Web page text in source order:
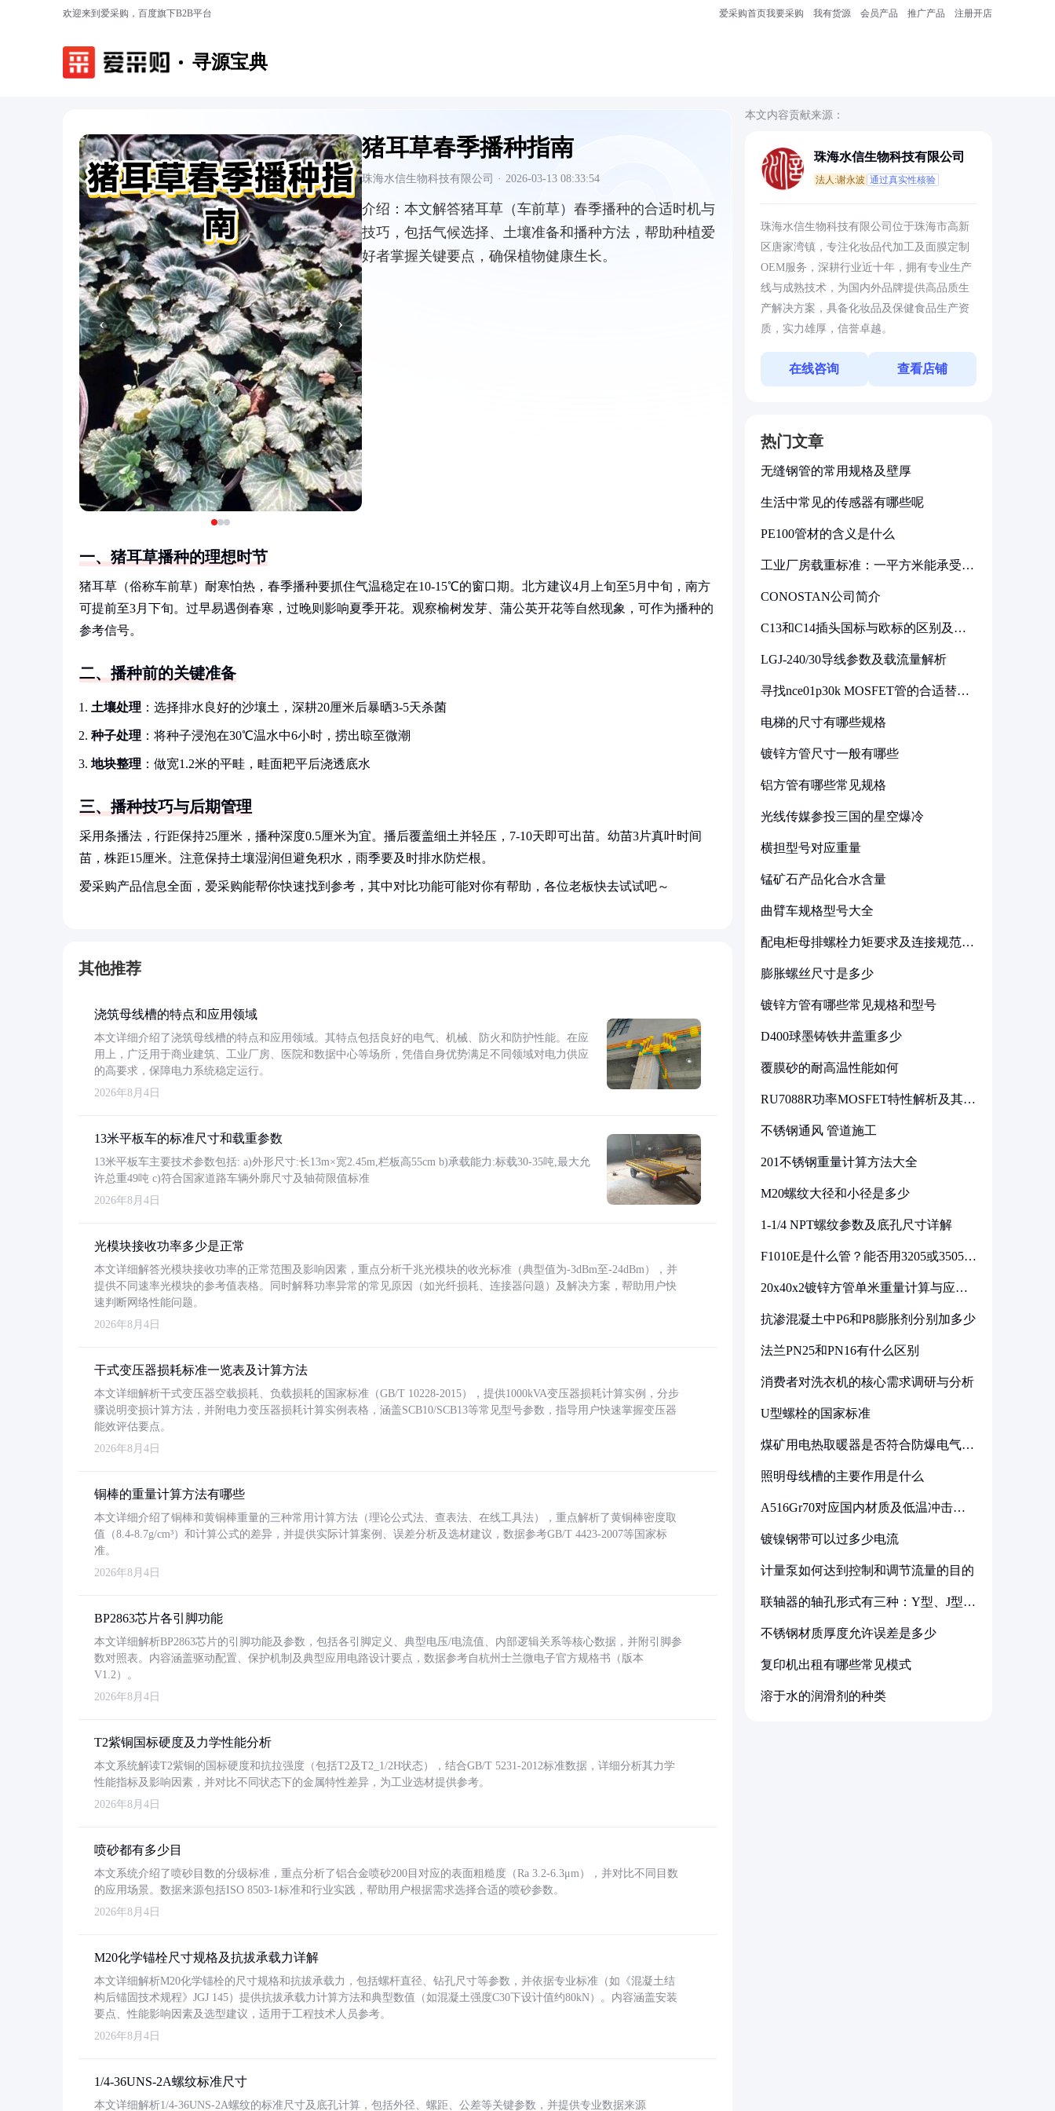
欢迎来到爱采购，百度旗下B2B平台 爱采购首页我要采购 我有货源 会员产品 推广产品 注册开店
寻源宝典
‹ ›
猪耳草春季播种指南
珠海水信生物科技有限公司 · 2026-03-13 08:33:54
介绍： 本文解答猪耳草（车前草）春季播种的合适时机与
技巧，包括气候选择、土壤准备和播种方法，帮助种植爱
好者掌握关键要点，确保植物健康生长。
一、猪耳草播种的理想时节
猪耳草（俗称车前草）耐寒怕热，春季播种要抓住气温稳定在10-15℃的窗口期。北方建议4月上旬至5月中旬，南方
可提前至3月下旬。过早易遇倒春寒，过晚则影响夏季开花。观察榆树发芽、蒲公英开花等自然现象，可作为播种的
参考信号。
二、播种前的关键准备
土壤处理 ：选择排水良好的沙壤土，深耕20厘米后暴晒3-5天杀菌
种子处理 ：将种子浸泡在30℃温水中6小时，捞出晾至微潮
地块整理 ：做宽1.2米的平畦，畦面耙平后浇透底水
三、播种技巧与后期管理
采用条播法，行距保持25厘米，播种深度0.5厘米为宜。播后覆盖细土并轻压，7-10天即可出苗。幼苗3片真叶时间
苗，株距15厘米。注意保持土壤湿润但避免积水，雨季要及时排水防烂根。
爱采购产品信息全面，爱采购能帮你快速找到参考，其中对比功能可能对你有帮助，各位老板快去试试吧～
其他推荐
浇筑母线槽的特点和应用领域
本文详细介绍了浇筑母线槽的特点和应用领域。其特点包括良好的电气、机械、防火和防护性能。在应
用上，广泛用于商业建筑、工业厂房、医院和数据中心等场所，凭借自身优势满足不同领域对电力供应
的高要求，保障电力系统稳定运行。
2026年8月4日
13米平板车的标准尺寸和载重参数
13米平板车主要技术参数包括: a)外形尺寸:长13m×宽2.45m,栏板高55cm b)承载能力:标载30-35吨,最大允
许总重49吨 c)符合国家道路车辆外廓尺寸及轴荷限值标准
2026年8月4日
光模块接收功率多少是正常
本文详细解答光模块接收功率的正常范围及影响因素，重点分析千兆光模块的收光标准（典型值为-3dBm至-24dBm），并
提供不同速率光模块的参考值表格。同时解释功率异常的常见原因（如光纤损耗、连接器问题）及解决方案，帮助用户快
速判断网络性能问题。
2026年8月4日
干式变压器损耗标准一览表及计算方法
本文详细解析干式变压器空载损耗、负载损耗的国家标准（GB/T 10228-2015），提供1000kVA变压器损耗计算实例，分步
骤说明变损计算方法，并附电力变压器损耗计算实例表格，涵盖SCB10/SCB13等常见型号参数，指导用户快速掌握变压器
能效评估要点。
2026年8月4日
铜棒的重量计算方法有哪些
本文详细介绍了铜棒和黄铜棒重量的三种常用计算方法（理论公式法、查表法、在线工具法），重点解析了黄铜棒密度取
值（8.4-8.7g/cm³）和计算公式的差异，并提供实际计算案例、误差分析及选材建议，数据参考GB/T 4423-2007等国家标
准。
2026年8月4日
BP2863芯片各引脚功能
本文详细解析BP2863芯片的引脚功能及参数，包括各引脚定义、典型电压/电流值、内部逻辑关系等核心数据，并附引脚参
数对照表。内容涵盖驱动配置、保护机制及典型应用电路设计要点，数据参考自杭州士兰微电子官方规格书（版本
V1.2）。
2026年8月4日
T2紫铜国标硬度及力学性能分析
本文系统解读T2紫铜的国标硬度和抗拉强度（包括T2及T2_1/2H状态），结合GB/T 5231-2012标准数据，详细分析其力学
性能指标及影响因素，并对比不同状态下的金属特性差异，为工业选材提供参考。
2026年8月4日
喷砂都有多少目
本文系统介绍了喷砂目数的分级标准，重点分析了铝合金喷砂200目对应的表面粗糙度（Ra 3.2-6.3μm），并对比不同目数
的应用场景。数据来源包括ISO 8503-1标准和行业实践，帮助用户根据需求选择合适的喷砂参数。
2026年8月4日
M20化学锚栓尺寸规格及抗拔承载力详解
本文详细解析M20化学锚栓的尺寸规格和抗拔承载力，包括螺杆直径、钻孔尺寸等参数，并依据专业标准（如《混凝土结
构后锚固技术规程》JGJ 145）提供抗拔承载力计算方法和典型数值（如混凝土强度C30下设计值约80kN）。内容涵盖安装
要点、性能影响因素及选型建议，适用于工程技术人员参考。
2026年8月4日
1/4-36UNS-2A螺纹标准尺寸
本文详细解析1/4-36UNS-2A螺纹的标准尺寸及底孔计算，包括外径、螺距、公差等关键参数，并提供专业数据来源
本文内容贡献来源：
珠海水信生物科技有限公司
法人:谢永波 通过真实性核验
珠海水信生物科技有限公司位于珠海市高新
区唐家湾镇，专注化妆品代加工及面膜定制
OEM服务，深耕行业近十年，拥有专业生产
线与成熟技术，为国内外品牌提供高品质生
产解决方案，具备化妆品及保健食品生产资
质，实力雄厚，信誉卓越。
在线咨询 查看店铺
热门文章
无缝钢管的常用规格及壁厚
生活中常见的传感器有哪些呢
PE100管材的含义是什么
工业厂房载重标准：一平方米能承受多
CONOSTAN公司简介
C13和C14插头国标与欧标的区别及其
LGJ-240/30导线参数及载流量解析
寻找nce01p30k MOSFET管的合适替代
电梯的尺寸有哪些规格
镀锌方管尺寸一般有哪些
铝方管有哪些常见规格
光线传媒参投三国的星空爆冷
横担型号对应重量
锰矿石产品化合水含量
曲臂车规格型号大全
配电柜母排螺栓力矩要求及连接规范详
膨胀螺丝尺寸是多少
镀锌方管有哪些常见规格和型号
D400球墨铸铁井盖重多少
覆膜砂的耐高温性能如何
RU7088R功率MOSFET特性解析及其在
不锈钢通风 管道施工
201不锈钢重量计算方法大全
M20螺纹大径和小径是多少
1-1/4 NPT螺纹参数及底孔尺寸详解
F1010E是什么管？能否用3205或3505代
20x40x2镀锌方管单米重量计算与应用
抗渗混凝土中P6和P8膨胀剂分别加多少
法兰PN25和PN16有什么区别
消费者对洗衣机的核心需求调研与分析
U型螺栓的国家标准
煤矿用电热取暖器是否符合防爆电气设
照明母线槽的主要作用是什么
A516Gr70对应国内材质及低温冲击要
镀镍钢带可以过多少电流
计量泵如何达到控制和调节流量的目的
联轴器的轴孔形式有三种：Y型、J型、
不锈钢材质厚度允许误差是多少
复印机出租有哪些常见模式
溶于水的润滑剂的种类